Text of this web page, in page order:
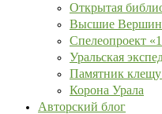
Открытая
Высшие
Спелеопроект
Уральская
Памятник
Корона Урала
Авторский блог